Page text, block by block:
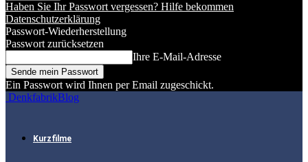
Haben Sie Ihr Passwort vergessen? Hilfe bekommen
Datenschutzerklärung
Passwort-Wiederherstellung
Passwort zurücksetzen
Ihre E-Mail-Adresse
Ein Passwort wird Ihnen per Email zugeschickt.
DenkfabrikBlog
Kurzfilme